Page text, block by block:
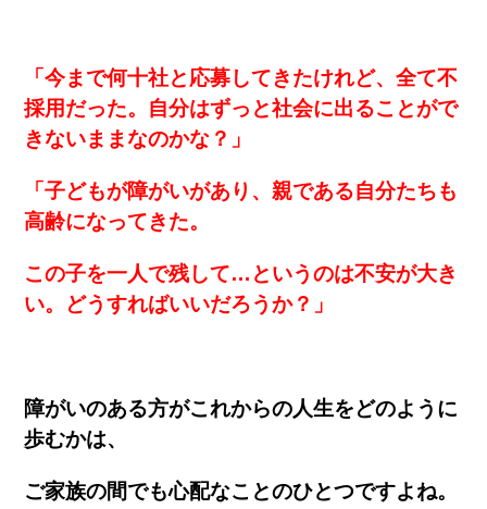
「今まで何十社と応募してきたけれど、全て不
採用だった。自分はずっと社会に出ることがで
きないままなのかな？」
「子どもが障がいがあり、親である自分たちも
高齢になってきた。
この子を一人で残して…というのは不安が大き
い。どうすればいいだろうか？」
障がいのある方がこれからの人生をどのように
歩むかは、
ご家族の間でも心配なことのひとつですよね。